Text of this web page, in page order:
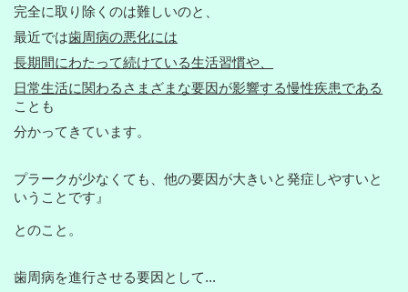
完全に取り除くのは難しいのと、
最近では歯周病の悪化には
長期間にわたって続けている生活習慣や、
日常生活に関わるさまざまな要因が影響する慢性疾患である
ことも
分かってきています。
プラークが少なくても、他の要因が大きいと発症しやすいと
いうことです』
とのこと。
歯周病を進行させる要因として...